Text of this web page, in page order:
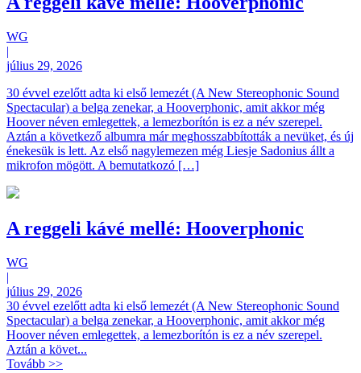
WG
|
július 29, 2026
30 évvel ezelőtt adta ki első lemezét (A New Stereophonic Sound
Spectacular) a belga zenekar, a Hooverphonic, amit akkor még
Hoover néven emlegettek, a lemezborítón is ez a név szerepel.
Aztán a következő albumra már meghosszabbították a nevüket, és új
énekesük is lett. Az első nagylemezen még Liesje Sadonius állt a
mikrofon mögött. A bemutatkozó […]
A reggeli kávé mellé: Hooverphonic
WG
|
július 29, 2026
30 évvel ezelőtt adta ki első lemezét (A New Stereophonic Sound
Spectacular) a belga zenekar, a Hooverphonic, amit akkor még
Hoover néven emlegettek, a lemezborítón is ez a név szerepel.
Aztán a követ...
Tovább >>